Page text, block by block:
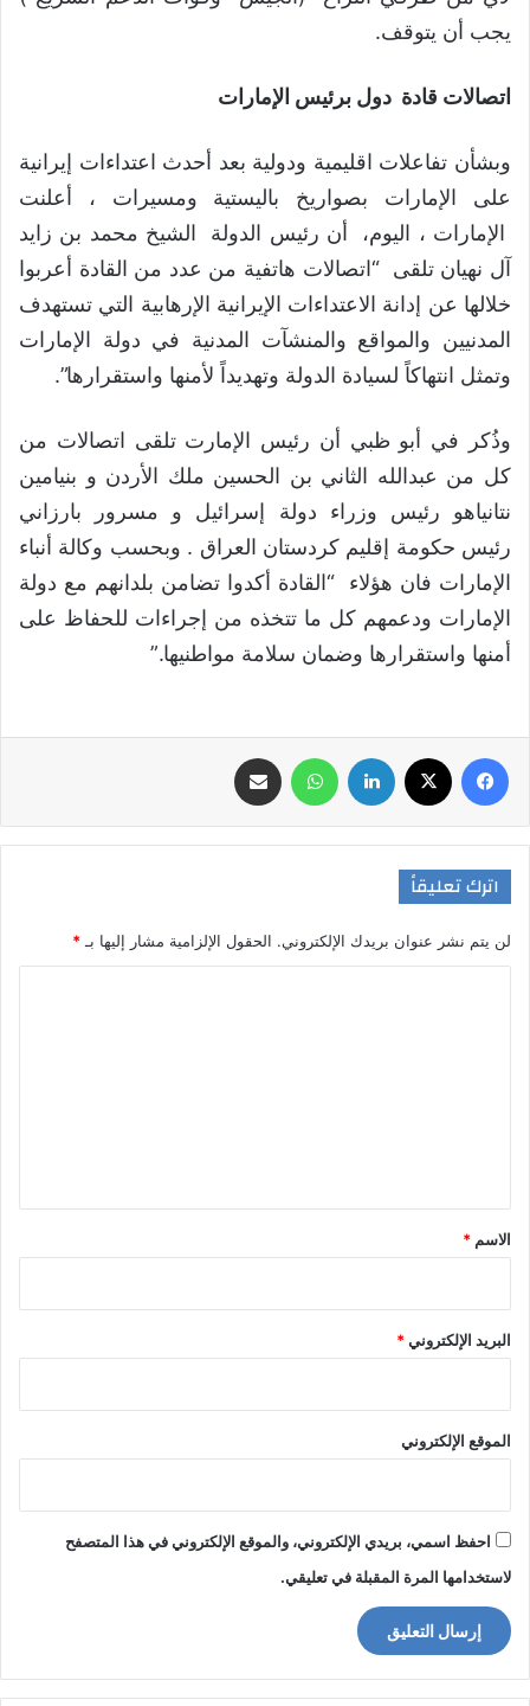
يجب أن يتوقف.
اتصالات قادة دول برئيس الإمارات
وبشأن تفاعلات اقليمية ودولية بعد أحدث اعتداءات إيرانية
على الإمارات بصواريخ باليستية ومسيرات ، أعلنت
الإمارات ، اليوم، أن رئيس الدولة الشيخ محمد بن زايد
آل نهيان تلقى “اتصالات هاتفية من عدد من القادة أعربوا
خلالها عن إدانة الاعتداءات الإيرانية الإرهابية التي تستهدف
المدنيين والمواقع والمنشآت المدنية في دولة الإمارات
وتمثل انتهاكاً لسيادة الدولة وتهديداً لأمنها واستقرارها”.
وذُكر في أبو ظبي أن رئيس الإمارت تلقى اتصالات من
كل من عبدالله الثاني بن الحسين ملك الأردن و بنيامين
نتانياهو رئيس وزراء دولة إسرائيل و مسرور بارزاني
رئيس حكومة إقليم كردستان العراق . وبحسب وكالة أنباء
الإمارات فان هؤلاء “القادة أكدوا تضامن بلدانهم مع دولة
الإمارات ودعمهم كل ما تتخذه من إجراءات للحفاظ على
أمنها واستقرارها وضمان سلامة مواطنيها.”
اترك تعليقاً
لن يتم نشر عنوان بريدك الإلكتروني. الحقول الإلزامية مشار إليها بـ *
*
الاسم *
البريد الإلكتروني*
الموقع الإلكتروني
احفظ اسمي، بريدي الإلكتروني، والموقع الإلكتروني في هذا المتصفح
لاستخدامها المرة المقبلة في تعليقي.